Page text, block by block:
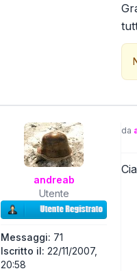
andreab
Utente
Messaggi: 71
Iscritto il: 22/11/2007,
20:58
da